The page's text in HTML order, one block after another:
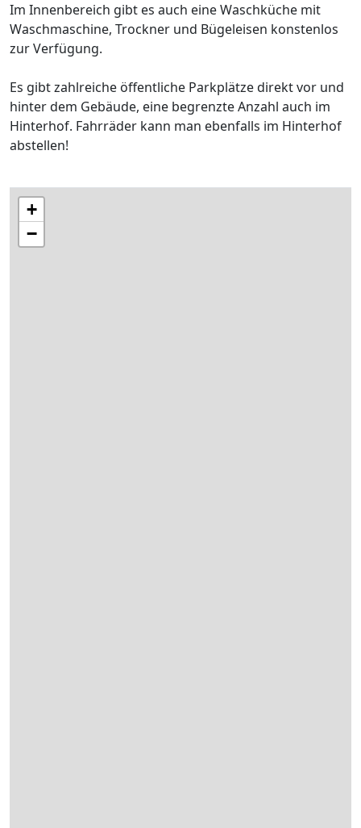
Im Innenbereich gibt es auch eine Waschküche mit
Waschmaschine, Trockner und Bügeleisen konstenlos
zur Verfügung.
Es gibt zahlreiche öffentliche Parkplätze direkt vor und
hinter dem Gebäude, eine begrenzte Anzahl auch im
Hinterhof. Fahrräder kann man ebenfalls im Hinterhof
abstellen!
+
−